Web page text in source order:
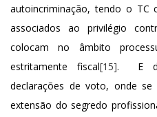
autoincriminação, tendo o TC
associados ao privilégio
colocam no âmbito
estritamente fiscal[15]. E do
declarações de voto, onde
extensão do segredo